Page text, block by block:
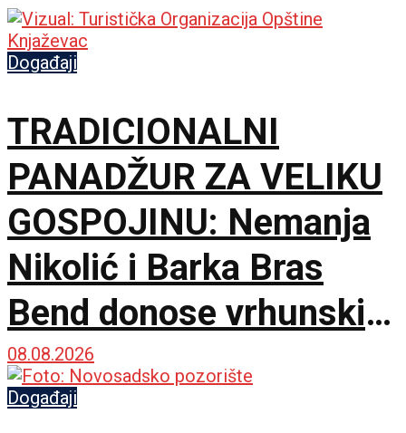
Događaji
TRADICIONALNI
PANADŽUR ZA VELIKU
GOSPOJINU: Nemanja
Nikolić i Barka Bras
Bend donose vrhunski
provod u Jalovik Izvor
08.08.2026
Događaji